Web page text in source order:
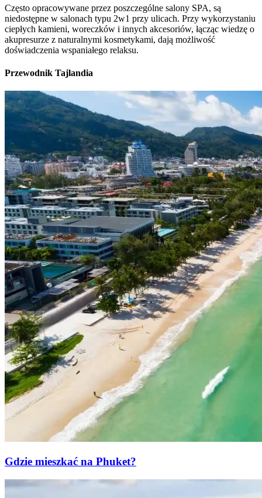
Często opracowywane przez poszczególne salony SPA, są
niedostępne w salonach typu 2w1 przy ulicach. Przy wykorzystaniu
ciepłych kamieni, woreczków i innych akcesoriów, łącząc wiedzę o
akupresurze z naturalnymi kosmetykami, dają możliwość
doświadczenia wspaniałego relaksu.
Przewodnik Tajlandia
Gdzie mieszkać na Phuket?